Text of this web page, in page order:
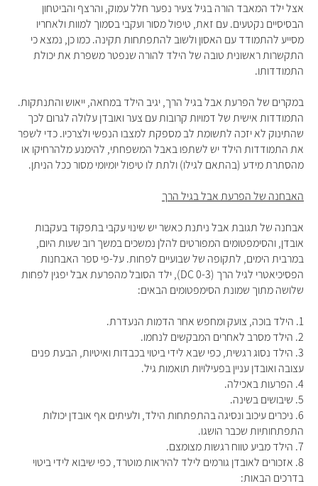
אצל ילד המאבד הורה בגיל צעיר נפער חלל עמוק, והרצף והביטחון
הבסיסיים נקטעים. עם זאת, טיפול מסור ועקבי בסמוך למוות ולאחריו
מסייע להתמודד עם האסון ולשוב להתפתחות תקינה. כמו כן, נמצא כי
התקשרות ראשונית טובה של הילד להורה שנפטר משפרת את יכולת
התמודדותו.
במקרים של הפרעת אבל בגיל הרך, יגיב הילד במחאה, ייאוש והתנתקות.
התמודדות אישית של דמויות קרובות עם צער ואובדן עלולה לגרום לכך
שהתינוק לא יזכה לתשומת לב מספקת למצבו הנפשי ולצרכיו. כדי לשפר
את התמודדות הילד יש לשתפו באבל המשפחתי, להימנע מלהרחיקו או
מהסתרת מידע (בהתאם לגילו) ולתת לו טיפול יומיומי מסור ככל הניתן.
האבחנה של הפרעת אבל בגיל הרך
אבחנה של תגובת אבל ניתנת כאשר יש שינוי עקבי בתפקוד בעקבות
אובדן, והסימפטומים המפורטים להלן נמשכים במשך רוב שעות היום,
במרבית הימים, לתקופה של שבועיים לפחות. על-פי ספר האבחנות
הפסיכיאטרי לגיל הרך (DC 0-3), ילד הסובל מהפרעת אבל יפגין לפחות
שלושה מתוך שמונת הסימפטומים הבאים:
1. הילד בוכה, צועק ומחפש אחר הדמות הנעדרת.
2. הילד מסרב לאחרים המבקשים לנחמו.
3. הילד נסוג רגשית, כפי שבא לידי ביטוי בכבדות ואיטיות, הבעת פנים
עצובה ואובדן עניין בפעילויות תואמות גיל.
4. הפרעות באכילה.
5. שיבושים בשינה.
6. ניכרים עיכוב ונסיגה בהתפתחות הילד, ולעיתים אף אובדן יכולות
התפתחותיות שכבר הושגו.
7. הילד מביע טווח רגשות מצומצם.
8. אזכורים לאובדן גורמים לילד להיראות מוטרד, כפי שיבוא לידי ביטוי
בדרכים הבאות: